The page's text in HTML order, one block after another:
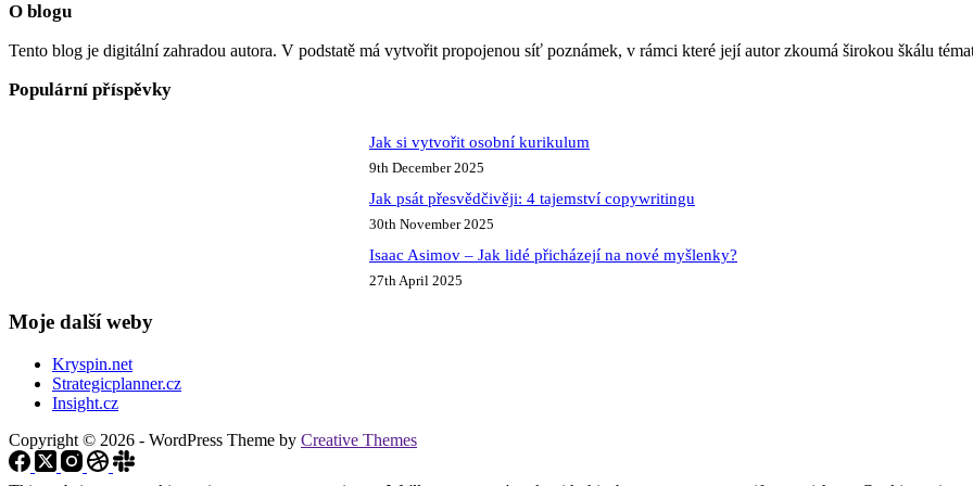
O blogu
Tento blog je digitální zahradou autora. V podstatě má vytvořit propojenou síť poznámek, v rámci které její autor zkoumá širokou škálu
Populární příspěvky
Jak si vytvořit osobní kurikulum
9th December 2025
Jak psát přesvědčivěji: 4 tajemství copywritingu
30th November 2025
Isaac Asimov – Jak lidé přicházejí na nové myšlenky?
27th April 2025
Moje další weby
Kryspin.net
Strategicplanner.cz
Insight.cz
Copyright © 2026 - WordPress Theme by Creative Themes